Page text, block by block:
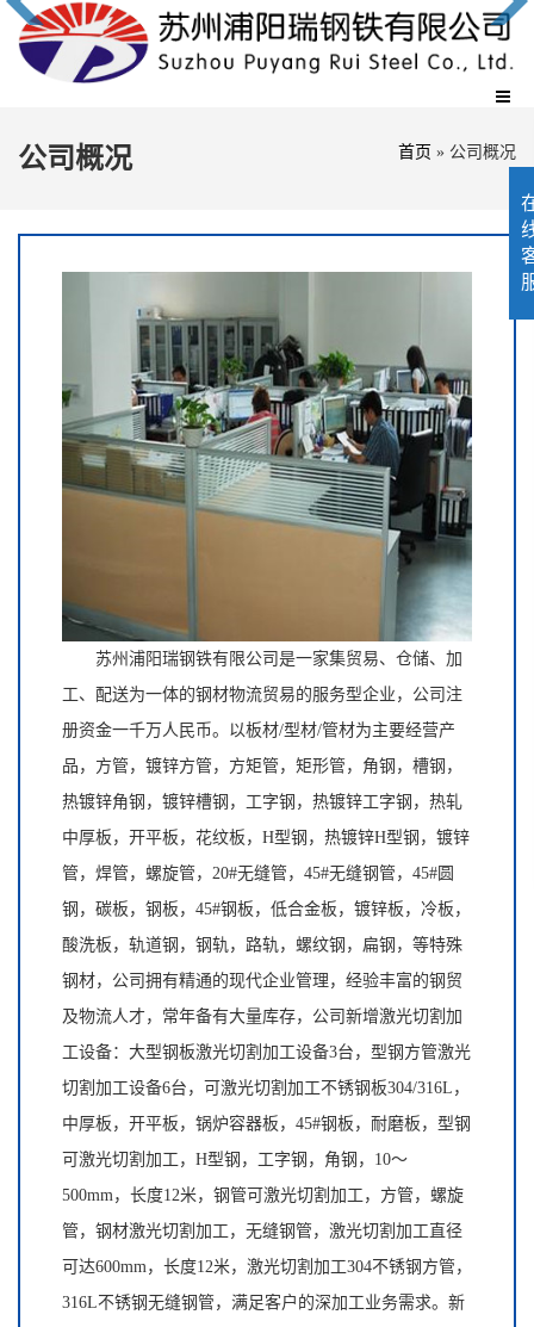
公司概况 首页 » 公司概况
苏州浦阳瑞钢铁有限公司是一家集贸易、仓储、加
工、配送为一体的钢材物流贸易的服务型企业，公司注
册资金一千万人民币。以板材/型材/管材为主要经营产
品，方管，镀锌方管，方矩管，矩形管，角钢，槽钢，
热镀锌角钢，镀锌槽钢，工字钢，热镀锌工字钢，热轧
中厚板，开平板，花纹板，H型钢，热镀锌H型钢，镀锌
管，焊管，螺旋管，20#无缝管，45#无缝钢管，45#圆
钢，碳板，钢板，45#钢板，低合金板，镀锌板，冷板，
酸洗板，轨道钢，钢轨，路轨，螺纹钢，扁钢，等特殊
钢材，公司拥有精通的现代企业管理，经验丰富的钢贸
及物流人才，常年备有大量库存，公司新增激光切割加
工设备：大型钢板激光切割加工设备3台，型钢方管激光
切割加工设备6台，可激光切割加工不锈钢板304/316L，
中厚板，开平板，锅炉容器板，45#钢板，耐磨板，型钢
可激光切割加工，H型钢，工字钢，角钢，10～
500mm，长度12米，钢管可激光切割加工，方管，螺旋
管，钢材激光切割加工，无缝钢管，激光切割加工直径
可达600mm，长度12米，激光切割加工304不锈钢方管，
316L不锈钢无缝钢管，满足客户的深加工业务需求。新